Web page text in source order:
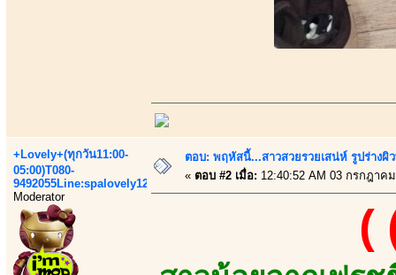
+Lovely+(ทุกวัน11:00-
05:00)T080-
9492055Line:spalovely123
Moderator
ตอบ: พฤหัสนี้...สาวสวยรวยเสน่ห์ รูปร่างผิ
« ตอบ #2 เมื่อ: 12:40:52 AM 03 กรกฎาค